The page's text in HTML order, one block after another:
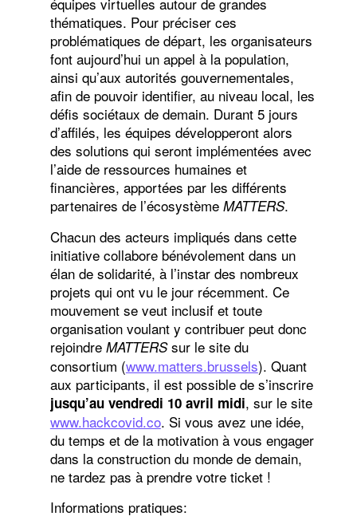
thématiques. Pour préciser ces
problématiques de départ, les organisateurs
font aujourd’hui un appel à la population,
ainsi qu’aux autorités gouvernementales,
afin de pouvoir identifier, au niveau local, les
défis sociétaux de demain. Durant 5 jours
d’affilés, les équipes développeront alors
des solutions qui seront implémentées avec
l’aide de ressources humaines et
financières, apportées par les différents
partenaires de l’écosystème MATTERS.
Chacun des acteurs impliqués dans cette
initiative collabore bénévolement dans un
élan de solidarité, à l’instar des nombreux
projets qui ont vu le jour récemment. Ce
mouvement se veut inclusif et toute
organisation voulant y contribuer peut donc
rejoindre MATTERSsur le site du
consortium (www.matters.brussels). Quant
aux participants, il est possible de s’inscrire
jusqu’au vendredi 10 avril midi, sur le site
www.hackcovid.co. Si vous avez une idée,
du temps et de la motivation à vous engager
dans la construction du monde de demain,
ne tardez pas à prendre votre ticket !
Informations pratiques: